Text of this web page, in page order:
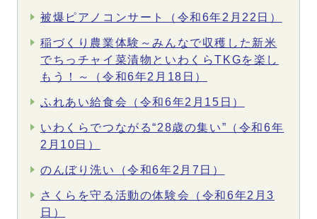
被爆ピアノコンサート（令和6年2月22日）
稲づくり農業体験～みんなで収穫した新米
でちっチャイ菜漬物といわくらTKGを楽し
もう！～（令和6年2月18日）
ふれあい給食会（令和6年2月15日）
いわくらでつながる“28歳の集い”（令和6年
2月10日）
のんぼり洗い（令和6年2月7日）
さくらを守る活動の体験会（令和6年2月3
日）